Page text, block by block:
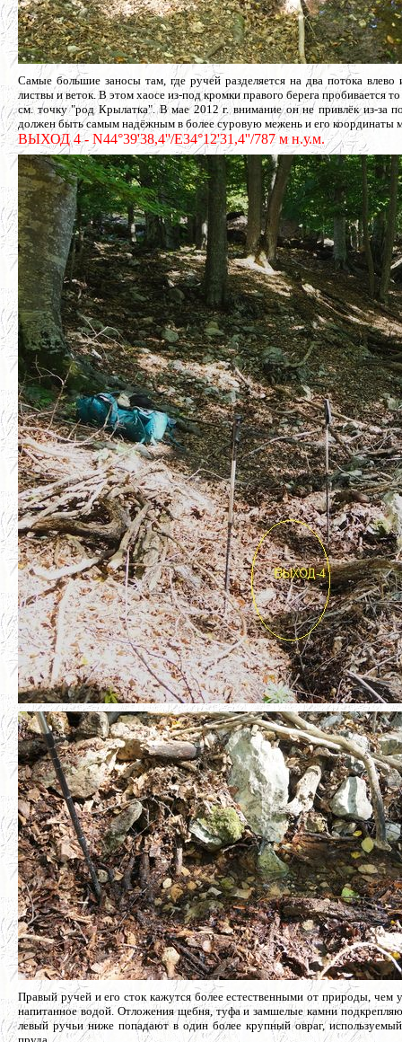
Самые большие заносы там, где ручей разделяется на два потока
листвы и веток. В этом хаосе из-под кромки правого берега
см. точку "род Крылатка". В мае 2012 г. внимание он не привлёк из-за
должен быть самым надёжным в более суровую межень и его координаты
ВЫХОД 4 - N44°39'38,4''/E34°12'31,4''/787 м н.у.м.
Правый ручей и его сток кажутся более естественными от природы,
напитанное водой. Отложения щебня, туфа и замшелые камни
левый ручьи ниже попадают в один более крупный овраг,